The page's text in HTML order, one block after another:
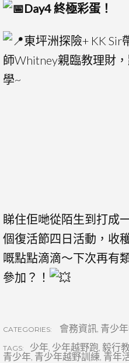
Day4 終極彩蛋！
東坪洲探險+ KK Sir
師Whitney親臨教理財
學~
睇住佢哋從陌生到打成
個復活節四日活動，收
嘅點點滴滴～下次再有
參加？！
CATEGORIES: 會務資訊, 青少
TAGS: 少年, 少年越野跑, 毅行
青少年, 青少年越野訓練, 青年